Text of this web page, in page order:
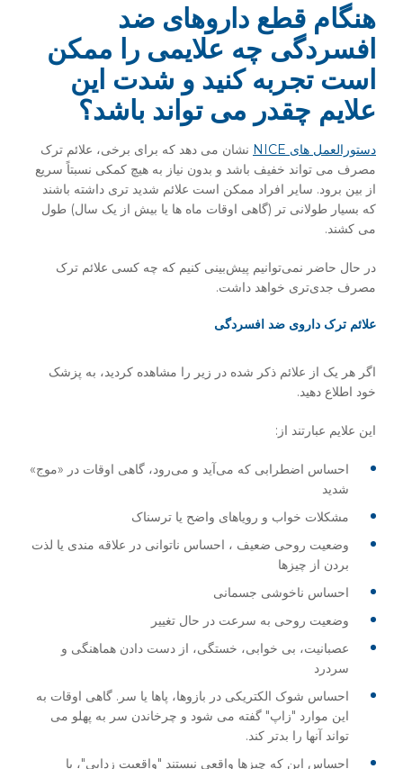
هنگام قطع داروهای ضد
افسردگی چه علایمی را ممکن
است تجربه کنید و شدت این
علایم چقدر می تواند باشد؟
دستورالعمل های NICE
نشان می دهد که برای برخی، علائم ترک
مصرف می تواند خفیف باشد و بدون نیاز به هیچ کمکی نسبتاً سریع
از بین برود. سایر افراد ممکن است علائم شدید تری داشته باشند
که بسیار طولانی تر (گاهی اوقات ماه ها یا بیش از یک سال) طول
می کشند.
در حال حاضر نمی‌توانیم پیش‌بینی کنیم که چه کسی علائم ترک
مصرف جدی‌تری خواهد داشت.
علائم ترک داروی ضد افسردگی
اگر هر یک از علائم ذکر شده در زیر را مشاهده کردید، به پزشک
خود اطلاع دهید.
این علایم عبارتند از:
احساس اضطرابی که می‌آید و می‌رود، گاهی اوقات در «موج»
شدید
مشکلات خواب و رویاهای واضح یا ترسناک
وضعیت روحی ضعیف ، احساس ناتوانی در علاقه مندی یا لذت
بردن از چیزها
احساس ناخوشی جسمانی
وضعیت روحی به سرعت در حال تغییر
عصبانیت، بی خوابی، خستگی، از دست دادن هماهنگی و
سردرد
احساس شوک الکتریکی در بازوها، پاها یا سر. گاهی اوقات به
این موارد "زاپ" گفته می شود و چرخاندن سر به پهلو می
تواند آنها را بدتر کند.
احساس این که چیزها واقعی نیستند "واقعیت زدایی"، یا